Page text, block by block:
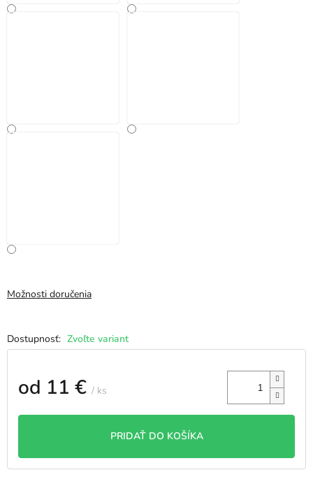
Zvoľte variant
Možnosti doručenia
od 11 € / ks
PRIDAŤ DO KOŠÍKA